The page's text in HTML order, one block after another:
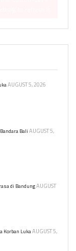
AUGUST 5, 2026
BaliAUGUST 5,
di BandungAUGUST
Korban LukaAUGUST 5,